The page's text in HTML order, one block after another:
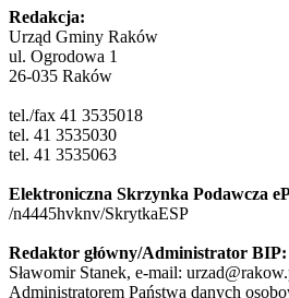
Redakcja:
Urząd Gminy Raków
ul. Ogrodowa 1
26-035 Raków
tel./fax 41 3535018
tel. 41 3535030
tel. 41 3535063
Elektroniczna Skrzynka Podawcza
/n4445hvknv/SkrytkaESP
Redaktor główny/Administrator BIP:
Sławomir Stanek, e-mail:
Administratorem Państwa danych